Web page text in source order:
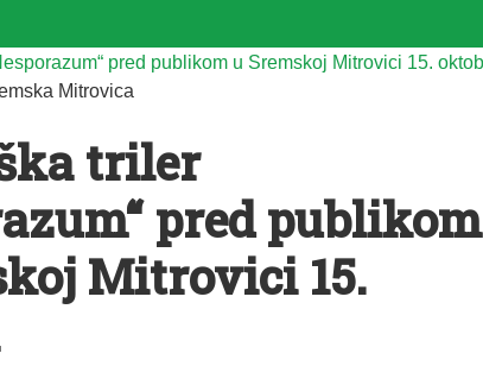
Mitrovica
triler
pred publikom
Mitrovici 15.